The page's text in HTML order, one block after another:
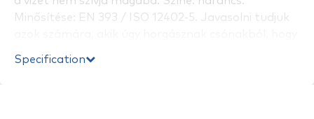
Minősítése: EN 393 / ISO 12402-5. Javasolni tudjuk
horgásztársnak odadobva életet menthet!
Specification